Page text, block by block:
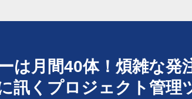
は月間40体！煩雑な発
訊くプロジェクト管理